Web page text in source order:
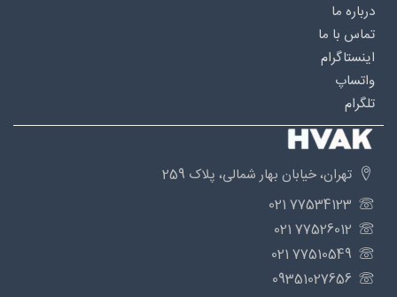
درباره‌ ما
تماس با ما
اینستاگرام
واتساپ
تلگرام
تهران، خیابان بهار شمالی، پلاک 259
77534123 021
77526012 021
77510549 021
09351027656